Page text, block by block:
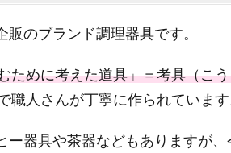
販のブランド調理器具です。
ために考えた道具」＝考具（こ
職人さんが丁寧に作られています
ー器具や茶器などもありますが